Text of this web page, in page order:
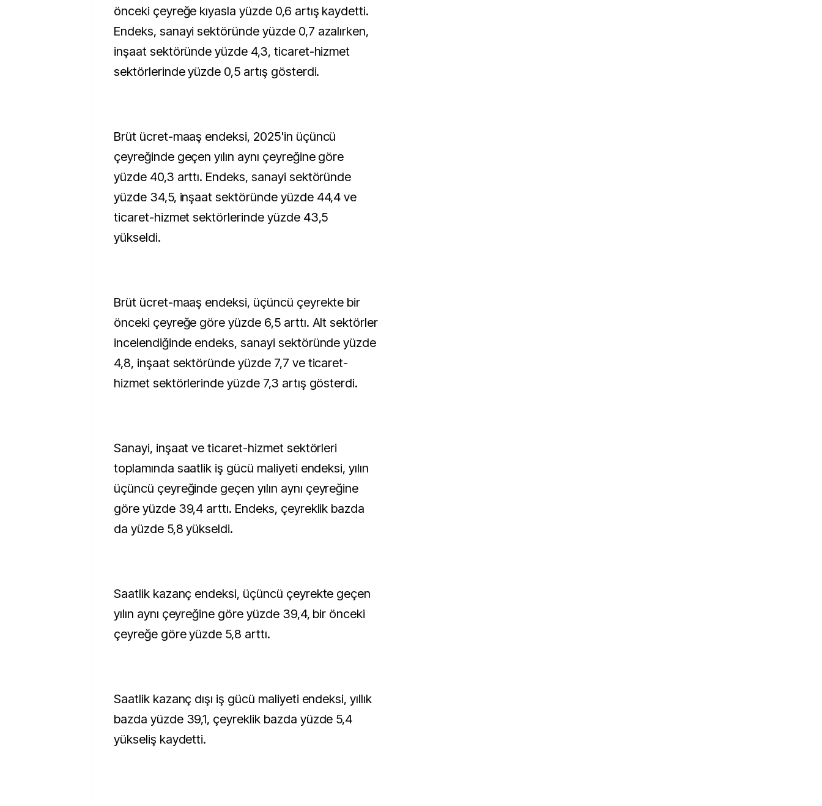
önceki çeyreğe kıyasla yüzde 0,6 artış kaydetti.
Endeks, sanayi sektöründe yüzde 0,7 azalırken,
inşaat sektöründe yüzde 4,3, ticaret-hizmet
sektörlerinde yüzde 0,5 artış gösterdi.
Brüt ücret-maaş endeksi, 2025'in üçüncü
çeyreğinde geçen yılın aynı çeyreğine göre
yüzde 40,3 arttı. Endeks, sanayi sektöründe
yüzde 34,5, inşaat sektöründe yüzde 44,4 ve
ticaret-hizmet sektörlerinde yüzde 43,5
yükseldi.
Brüt ücret-maaş endeksi, üçüncü çeyrekte bir
önceki çeyreğe göre yüzde 6,5 arttı. Alt sektörler
incelendiğinde endeks, sanayi sektöründe yüzde
4,8, inşaat sektöründe yüzde 7,7 ve ticaret-
hizmet sektörlerinde yüzde 7,3 artış gösterdi.
Sanayi, inşaat ve ticaret-hizmet sektörleri
toplamında saatlik iş gücü maliyeti endeksi, yılın
üçüncü çeyreğinde geçen yılın aynı çeyreğine
göre yüzde 39,4 arttı. Endeks, çeyreklik bazda
da yüzde 5,8 yükseldi.
Saatlik kazanç endeksi, üçüncü çeyrekte geçen
yılın aynı çeyreğine göre yüzde 39,4, bir önceki
çeyreğe göre yüzde 5,8 arttı.
Saatlik kazanç dışı iş gücü maliyeti endeksi, yıllık
bazda yüzde 39,1, çeyreklik bazda yüzde 5,4
yükseliş kaydetti.